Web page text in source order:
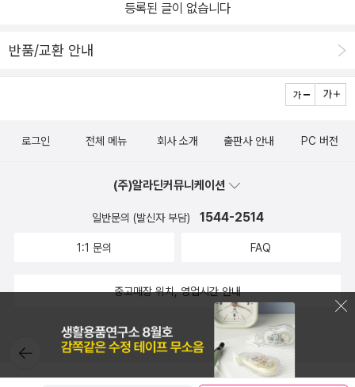
등록된 글이 없습니다
반품/교환 안내
기
로그인 전체 메뉴 회사 소개 출판사 안내 PC 버전
(주)알라딘커뮤니케이션
일반문의 (발신자 부담) 1544-2514
1:1 문의 FAQ
중고매장 위치, 영업시간 안내